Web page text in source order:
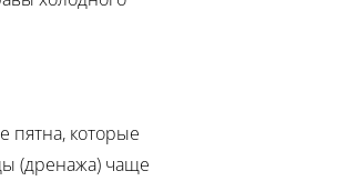
пятна, которые
(дренажа) чаще